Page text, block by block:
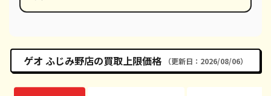
ゲオ ふじみ野店の買取上限価格 （更新日：2026/08/06）